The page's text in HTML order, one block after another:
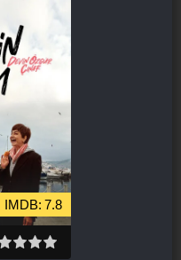
7.8